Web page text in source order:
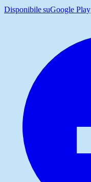
Disponibile suGoogle Play